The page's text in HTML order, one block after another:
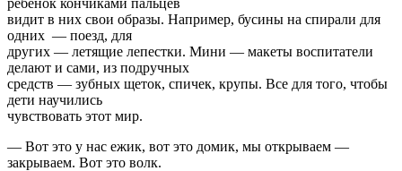
видит в них свои образы. Например, бусины на спирали для
одних — поезд, для
других — летящие лепестки. Мини — макеты воспитатели
делают и сами, из подручных
средств — зубных щеток, спичек, крупы. Все для того, чтобы
дети научились
чувствовать этот мир.
— Вот это у нас ежик, вот это домик, мы открываем —
закрываем. Вот это волк.